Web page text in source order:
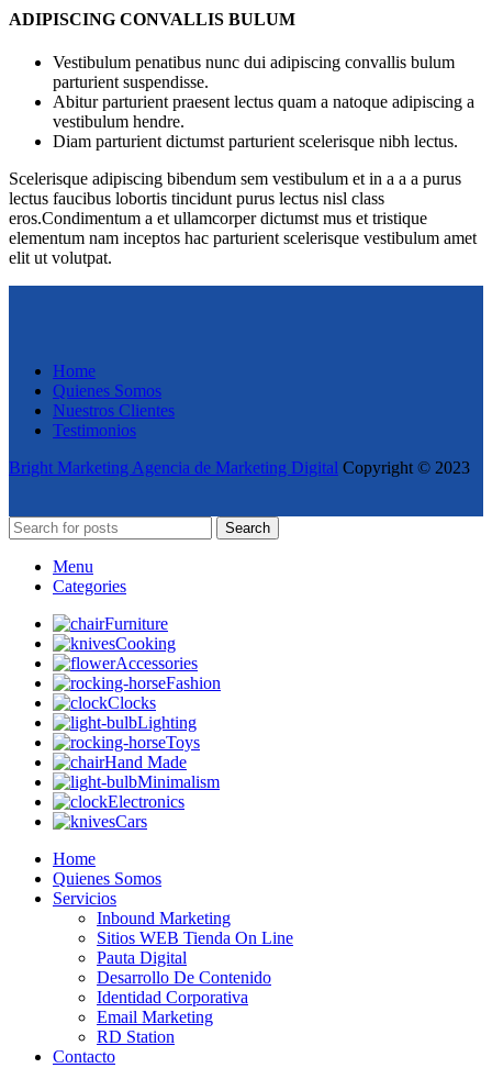
ADIPISCING CONVALLIS BULUM
Vestibulum penatibus nunc dui adipiscing convallis bulum
parturient suspendisse.
Abitur parturient praesent lectus quam a natoque adipiscing a
vestibulum hendre.
Diam parturient dictumst parturient scelerisque nibh lectus.
Scelerisque adipiscing bibendum sem vestibulum et in a a a purus
lectus faucibus lobortis tincidunt purus lectus nisl class
eros.Condimentum a et ullamcorper dictumst mus et tristique
elementum nam inceptos hac parturient scelerisque vestibulum amet
elit ut volutpat.
Home
Quienes Somos
Nuestros Clientes
Testimonios
Bright Marketing Agencia de Marketing Digital Copyright © 2023
Search
Menu
Categories
Furniture
Cooking
Accessories
Fashion
Clocks
Lighting
Toys
Hand Made
Minimalism
Electronics
Cars
Home
Quienes Somos
Servicios
Inbound Marketing
Sitios WEB Tienda On Line
Pauta Digital
Desarrollo De Contenido
Identidad Corporativa
Email Marketing
RD Station
Contacto